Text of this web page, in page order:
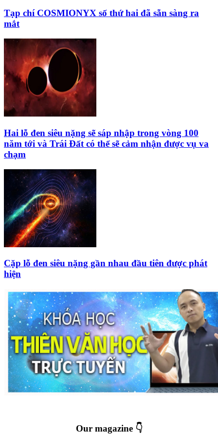
Tạp chí COSMIONYX số thứ hai đã sẵn sàng ra
mắt
Hai lỗ đen siêu nặng sẽ sáp nhập trong vòng 100
năm tới và Trái Đất có thể sẽ cảm nhận được vụ va
chạm
Cặp lỗ đen siêu nặng gần nhau đầu tiên được phát
hiện
Our magazine 👇